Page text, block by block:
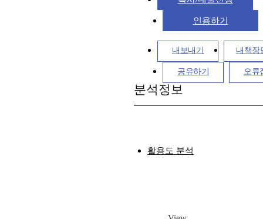
인용하기
내보내기 내책장
공유하기 오류
분석정보
활용도 분석